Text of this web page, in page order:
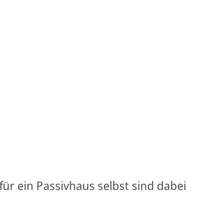
ein Passivhaus selbst sind dabei